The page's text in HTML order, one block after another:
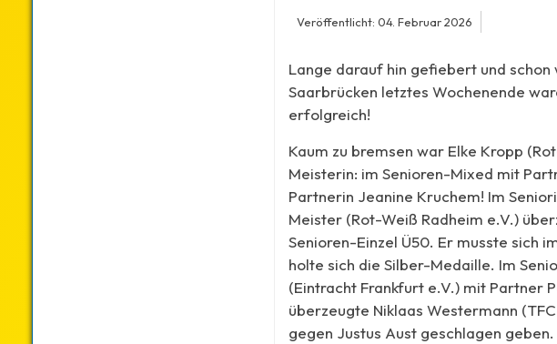
Veröffentlicht: 04. Februar 2026
Lange darauf hin gefiebert und
Saarbrücken letztes Wochenende
erfolgreich!
Kaum zu bremsen war Elke Kropp
Meisterin: im Senioren-Mixed mit
Partnerin Jeanine Kruchem! Im
Meister (Rot-Weiß Radheim e.V.)
Senioren-Einzel Ü50. Er musste sich
holte sich die Silber-Medaille. Im
(Eintracht Frankfurt e.V.) mit Partner
überzeugte Niklaas Westermann
gegen Justus Aust geschlagen